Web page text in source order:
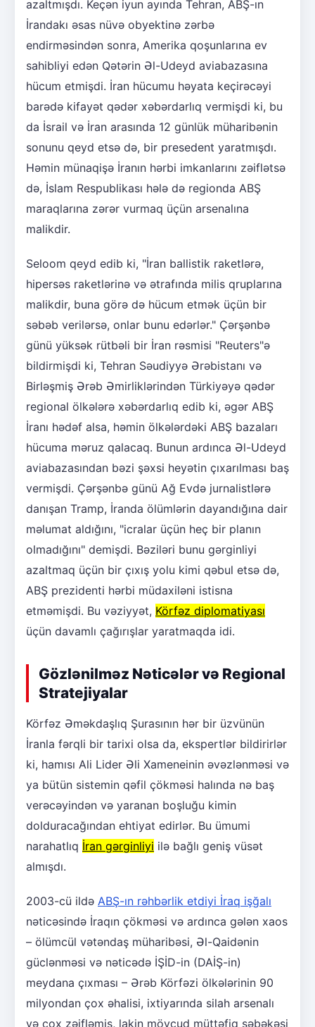
azaltmışdı. Keçən iyun ayında Tehran, ABŞ-ın
İrandakı əsas nüvə obyektinə zərbə
endirməsindən sonra, Amerika qoşunlarına ev
sahibliyi edən Qətərin Əl-Udeyd aviabazasına
hücum etmişdi. İran hücumu həyata keçirəcəyi
barədə kifayət qədər xəbərdarlıq vermişdi ki, bu
da İsrail və İran arasında 12 günlük müharibənin
sonunu qeyd etsə də, bir presedent yaratmışdı.
Həmin münaqişə İranın hərbi imkanlarını zəiflətsə
də, İslam Respublikası hələ də regionda ABŞ
maraqlarına zərər vurmaq üçün arsenalına
malikdir.
Seloom qeyd edib ki, "İran ballistik raketlərə,
hipersəs raketlərinə və ətrafında milis qruplarına
malikdir, buna görə də hücum etmək üçün bir
səbəb verilərsə, onlar bunu edərlər." Çərşənbə
günü yüksək rütbəli bir İran rəsmisi "Reuters"ə
bildirmişdi ki, Tehran Səudiyyə Ərəbistanı və
Birləşmiş Ərəb Əmirliklərindən Türkiyəyə qədər
regional ölkələrə xəbərdarlıq edib ki, əgər ABŞ
İranı hədəf alsa, həmin ölkələrdəki ABŞ bazaları
hücuma məruz qalacaq. Bunun ardınca Əl-Udeyd
aviabazasından bəzi şəxsi heyətin çıxarılması baş
vermişdi. Çərşənbə günü Ağ Evdə jurnalistlərə
danışan Tramp, İranda ölümlərin dayandığına dair
məlumat aldığını, "icralar üçün heç bir planın
olmadığını" demişdi. Bəziləri bunu gərginliyi
azaltmaq üçün bir çıxış yolu kimi qəbul etsə də,
ABŞ prezidenti hərbi müdaxiləni istisna
etməmişdi. Bu vəziyyət, Körfəz diplomatiyası
üçün davamlı çağırışlar yaratmaqda idi.
Gözlənilməz Nəticələr və Regional
Stratejiyalar
Körfəz Əməkdaşlıq Şurasının hər bir üzvünün
İranla fərqli bir tarixi olsa da, ekspertlər bildirirlər
ki, hamısı Ali Lider Əli Xameneinin əvəzlənməsi və
ya bütün sistemin qəfil çökməsi halında nə baş
verəcəyindən və yaranan boşluğu kimin
dolduracağından ehtiyat edirlər. Bu ümumi
narahatlıq İran gərginliyi ilə bağlı geniş vüsət
almışdı.
2003-cü ildə ABŞ-ın rəhbərlik etdiyi İraq işğalı
nəticəsində İraqın çökməsi və ardınca gələn xaos
– ölümcül vətəndaş müharibəsi, Əl-Qaidənin
güclənməsi və nəticədə İŞİD-in (DAİŞ-in)
meydana çıxması – Ərəb Körfəzi ölkələrinin 90
milyondan çox əhalisi, ixtiyarında silah arsenalı
və çox zəifləmiş, lakin mövcud müttəfiq şəbəkəsi